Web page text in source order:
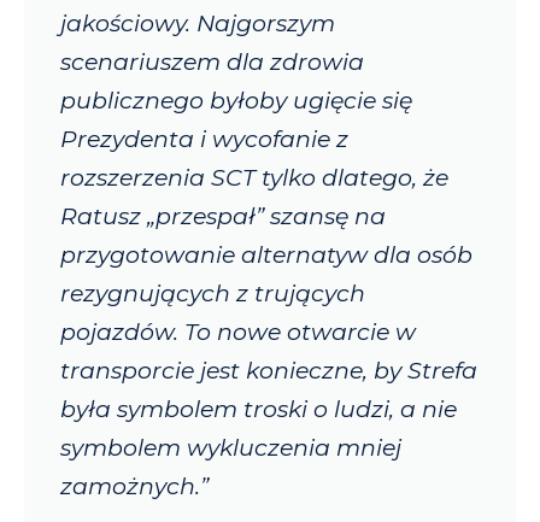
jakościowy. Najgorszym
scenariuszem dla zdrowia
publicznego byłoby ugięcie się
Prezydenta i wycofanie z
rozszerzenia SCT tylko dlatego, że
Ratusz „przespał” szansę na
przygotowanie alternatyw dla osób
rezygnujących z trujących
pojazdów. To nowe otwarcie w
transporcie jest konieczne, by Strefa
była symbolem troski o ludzi, a nie
symbolem wykluczenia mniej
zamożnych.”